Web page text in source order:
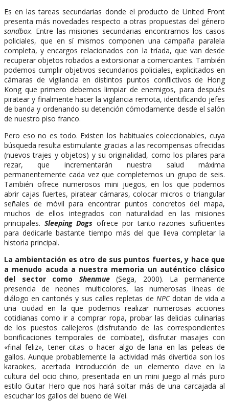
Es en las tareas secundarias donde el producto de United Front
presenta más novedades respecto a otras propuestas del género
sandbox. Entre las misiones secundarias encontramos los casos
policiales, que en sí mismos componen una campaña paralela
completa, y encargos relacionados con la tríada, que van desde
recuperar objetos robados a extorsionar a comerciantes. También
podemos cumplir objetivos secundarios policiales, explicitados en
cámaras de vigilancia en distintos puntos conflictivos de Hong
Kong que primero debemos limpiar de enemigos, para después
piratear y finalmente hacer la vigilancia remota, identificando jefes
de banda y ordenando su detención cómodamente desde el salón
de nuestro piso franco.
Pero eso no es todo. Existen los habituales coleccionables, cuya
búsqueda resulta estimulante gracias a las recompensas ofrecidas
(nuevos trajes y objetos) y su originalidad, como los pilares para
rezar, que incrementarán nuestra salud máxima
permanentemente cada vez que completemos un grupo de seis.
También ofrece numerosos mini juegos, en los que podemos
abrir cajas fuertes, piratear cámaras, colocar micros o triangular
señales de móvil para encontrar puntos concretos del mapa,
muchos de ellos integrados con naturalidad en las misiones
principales. Sleeping Dogs ofrece por tanto razones suficientes
para dedicarle bastante tiempo más del que lleva completar la
historia principal.
La ambientación es otro de sus puntos fuertes, y hace que
a menudo acuda a nuestra memoria un auténtico clásico
del sector como Shenmue(Sega, 2000). La permanente
presencia de neones multicolores, las numerosas líneas de
diálogo en cantonés y sus calles repletas de NPCdotan de vida a
una ciudad en la que podemos realizar numerosas acciones
cotidianas como ir a comprar ropa, probar las delicias culinarias
de los puestos callejeros (disfrutando de las correspondientes
bonificaciones temporales de combate), disfrutar masajes con
«final feliz», tener citas o hacer algo de lana en las peleas de
gallos. Aunque probablemente la actividad más divertida son los
karaokes, acertada introducción de un elemento clave en la
cultura del ocio chino, presentada en un mini juego al más puro
estilo Guitar Hero que nos hará soltar más de una carcajada al
escuchar los gallos del bueno de Wei.